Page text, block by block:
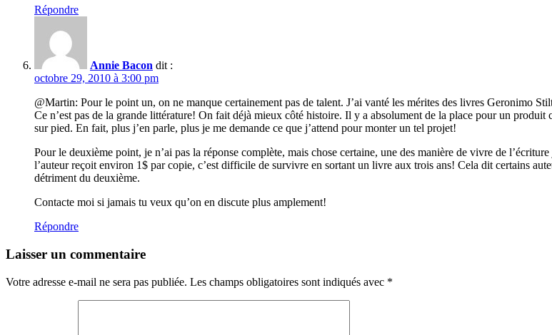
Répondre
Annie Bacon dit :
octobre 29, 2010 à 3:00 pm
@Martin: Pour le point un, on ne manque certainement pas de talent. J’ai vanté les mérites des livres Geronimo
Ce n’est pas de la grande littérature! On fait déjà mieux côté histoire. Il y a absolument de la place pour un
sur pied. En fait, plus j’en parle, plus je me demande ce que j’attend pour monter un tel projet!
Pour le deuxième point, je n’ai pas la réponse complète, mais chose certaine, une des manière de vivre de
l’auteur reçoit environ 1$ par copie, c’est difficile de survivre en sortant un livre aux trois ans! Cela dit certains
détriment du deuxième.
Contacte moi si jamais tu veux qu’on en discute plus amplement!
Répondre
Laisser un commentaire
Votre adresse e-mail ne sera pas publiée. Les champs obligatoires sont indiqués avec *